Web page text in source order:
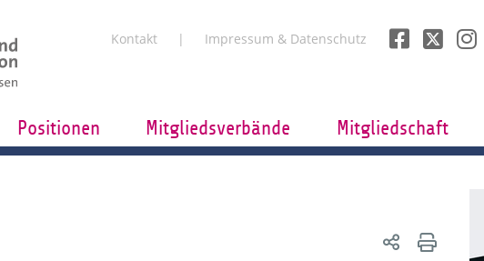
Kontakt Impressum & Datenschutz
Positionen Mitgliedsverbände Mitgliedschaft